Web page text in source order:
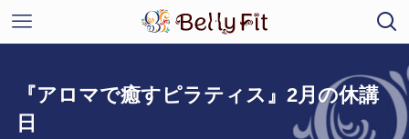
『アロマで癒すピラティス』2月の休講
日